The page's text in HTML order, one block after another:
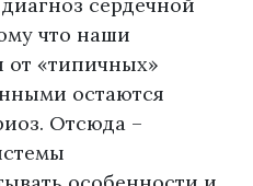
что наши
от «типичных»
остаются
Отсюда –